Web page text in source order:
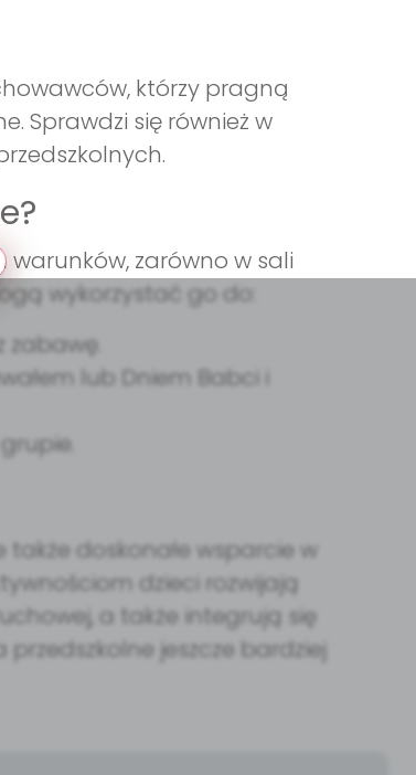
którzy pragną
Sprawdzi się również w
zarówno w sali
wykorzystać go do:
zabawę.
lub Dniem Babci i
także doskonałe wsparcie w
dzieci rozwijają
a także integrują się
jeszcze bardziej